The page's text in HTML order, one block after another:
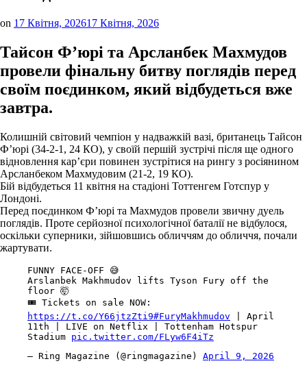
on 17 Квітня, 202617 Квітня, 2026
Тайсон Ф’юрі та Арсланбек Махмудов
провели фінальну битву поглядів перед
своїм поєдинком, який відбудеться вже
завтра.
Колишній світовий чемпіон у надважкій вазі, британець Тайсон
Ф’юрі (34-2-1, 24 КО), у своїй першій зустрічі після ще одного
відновлення кар’єри повинен зустрітися на рингу з росіянином
Арсланбеком Махмудовим (21-2, 19 КО).
Бій відбудеться 11 квітня на стадіоні Тоттенгем Готспур у
Лондоні.
Перед поєдинком Ф’юрі та Махмудов провели звичну дуель
поглядів. Проте серйозної психологічної баталії не відбулося,
оскільки суперники, зійшовшись обличчям до обличчя, почали
жартувати.
FUNNY FACE-OFF 😅
Arslanbek Makhmudov lifts Tyson Fury off the
floor 🤯
🎟️ Tickets on sale NOW:
https://t.co/Y66jtzZti9#FuryMakhmudov | April
11th | LIVE on Netflix | Tottenham Hotspur
Stadium pic.twitter.com/FLyw6F4iTz
— Ring Magazine (@ringmagazine) April 9, 2026